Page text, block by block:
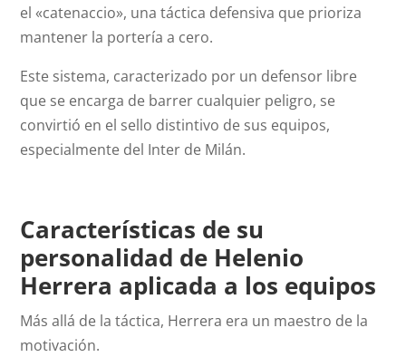
el «catenaccio», una táctica defensiva que prioriza
mantener la portería a cero.
Este sistema, caracterizado por un defensor libre
que se encarga de barrer cualquier peligro, se
convirtió en el sello distintivo de sus equipos,
especialmente del Inter de Milán.
Características de su
personalidad de Helenio
Herrera aplicada a los equipos
Más allá de la táctica, Herrera era un maestro de la
motivación.